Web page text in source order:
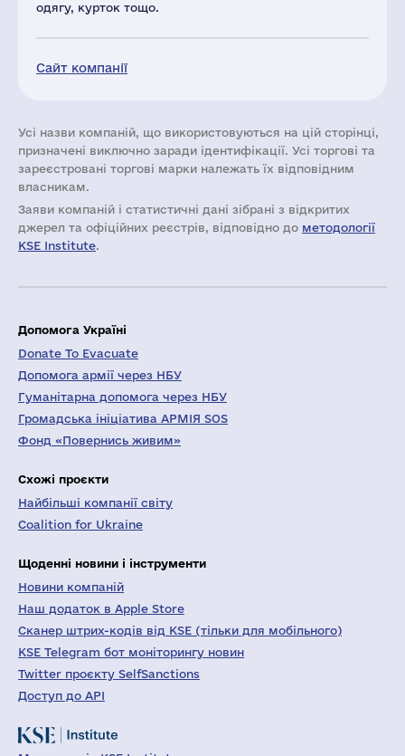
одягу, курток тощо.
Сайт компанії
Усі назви компаній, що використовуються на цій сторінці,
призначені виключно заради ідентифікації. Усі торгові та
зареєстровані торгові марки належать їх відповідним
власникам.
Заяви компаній i статистичні дані зібрані з відкритих
джерел та офіційних реєстрів, відповідно до методології
KSE Institute.
Допомога Україні
Donate To Evacuate
Допомога армії через НБУ
Гуманітарна допомога через НБУ
Громадська ініціатива АРМІЯ SOS
Фонд «Повернись живим»
Схожі проєкти
Найбільші компанії світу
Coalition for Ukraine
Щоденні новини і інструменти
Новини компаній
Наш додаток в Apple Store
Сканер штрих-кодів від KSE (тільки для мобільного)
KSE Telegram бот моніторингу новин
Twitter проєкту SelfSanctions
Доступ до API